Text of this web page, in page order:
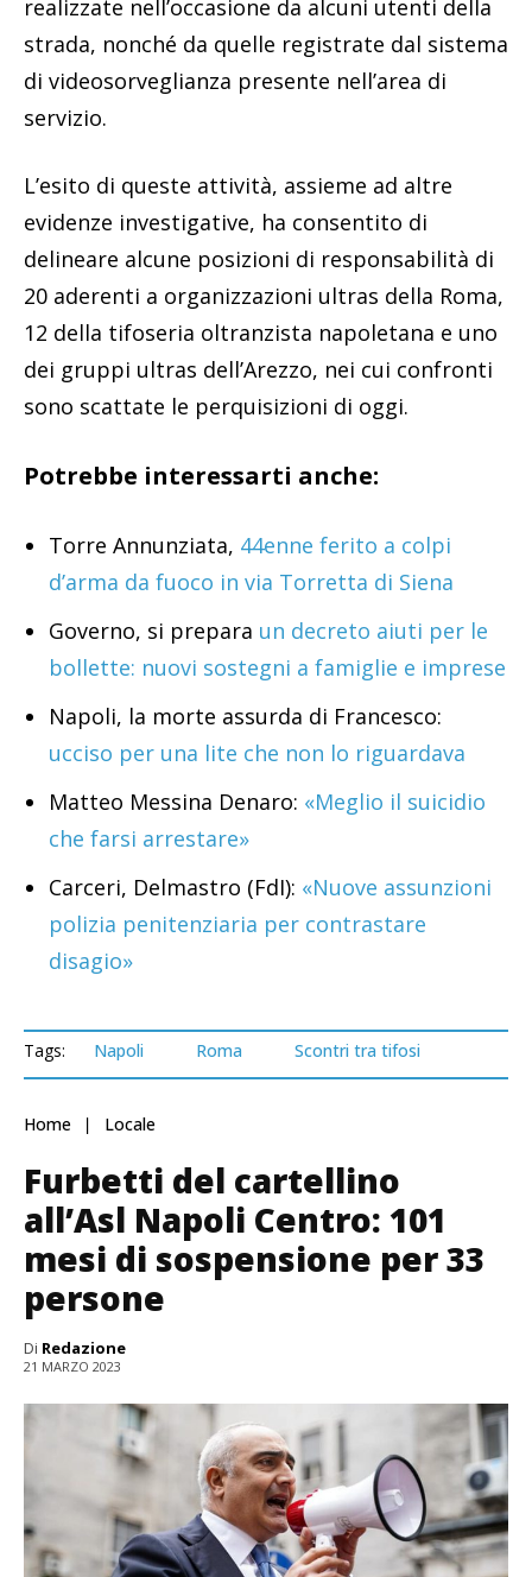
realizzate nell’occasione da alcuni utenti della
strada, nonché da quelle registrate dal sistema
di videosorveglianza presente nell’area di
servizio.
L’esito di queste attività, assieme ad altre
evidenze investigative, ha consentito di
delineare alcune posizioni di responsabilità di
20 aderenti a organizzazioni ultras della Roma,
12 della tifoseria oltranzista napoletana e uno
dei gruppi ultras dell’Arezzo, nei cui confronti
sono scattate le perquisizioni di oggi.
Potrebbe interessarti anche:
Torre Annunziata, 44enne ferito a colpi
d’arma da fuoco in via Torretta di Siena
Governo, si prepara un decreto aiuti per le
bollette: nuovi sostegni a famiglie e imprese
Napoli, la morte assurda di Francesco:
ucciso per una lite che non lo riguardava
Matteo Messina Denaro: «Meglio il suicidio
che farsi arrestare»
Carceri, Delmastro (FdI): «Nuove assunzioni
polizia penitenziaria per contrastare
disagio»
Tags: Napoli Roma Scontri tra tifosi
Home Locale
Furbetti del cartellino
all’Asl Napoli Centro: 101
mesi di sospensione per 33
persone
Di Redazione
21 MARZO 2023